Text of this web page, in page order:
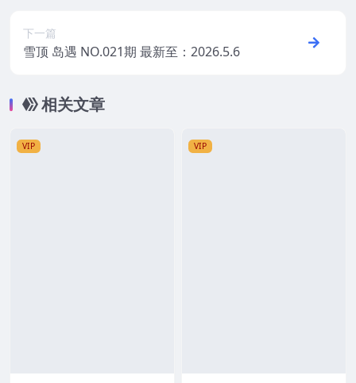
下一篇
雪顶 岛遇 NO.021期 最新至：2026.5.6
相关文章
VIP VIP